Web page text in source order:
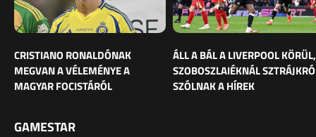
CRISTIANO RONALDÓNAK
MEGVAN A VÉLEMÉNYE A
MAGYAR FOCISTÁRÓL
ÁLL A BÁL A LIVERPOOL KÖRÜL,
SZOBOSZLAIÉKNÁL
SZÓLNAK A HÍREK
GAMESTAR